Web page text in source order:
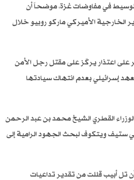
في مفاوضات غزة، موضحاً أن
الخارجية الأميركي ماركو روبيو خلال
على اعتذار يركّز على مقتل رجل الأمن
إسرائيلي بعدم انتهاك سيادتها
القطري الشيخ محمد بن عبد الرحمن
ستيف ويتكوف لبحث الجهود الرامية إلى
تل أبيب قللت من تقدير تداعيات